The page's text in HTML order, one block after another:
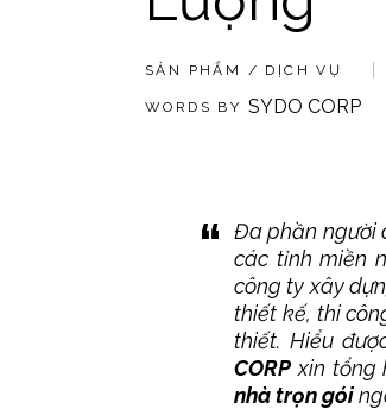
SẢN PHẨM / DỊCH VỤ
WORDS BY SYDO CORP
Đa phần người
các tỉnh miền
công ty xây
thiết kế, thi
thiết. Hiểu
CORPxin tổng
nhà trọn gói